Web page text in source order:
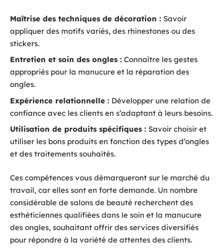
Maîtrise des techniques de décoration : Savoir
appliquer des motifs variés, des rhinestones ou des
stickers.
Entretien et soin des ongles : Connaître les gestes
appropriés pour la manucure et la réparation des
ongles.
Expérience relationnelle : Développer une relation de
confiance avec les clients en s’adaptant à leurs besoins.
Utilisation de produits spécifiques : Savoir choisir et
utiliser les bons produits en fonction des types d’ongles
et des traitements souhaités.
Ces compétences vous démarqueront sur le marché du
travail, car elles sont en forte demande. Un nombre
considérable de salons de beauté recherchent des
esthéticiennes qualifiées dans le soin et la manucure
des ongles, souhaitant offrir des services diversifiés
pour répondre à la variété de attentes des clients.